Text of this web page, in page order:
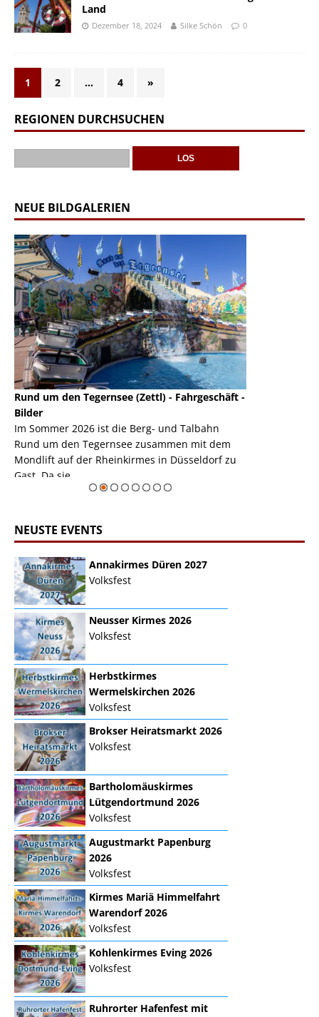
Land
Dezember 18, 2024 Silke Schön 0
1 2 … 4 »
REGIONEN DURCHSUCHEN
NEUE BILDGALERIEN
Rund um den Tegernsee (Zettl) - Fahrgeschäft -
Bilder
Im Sommer 2026 ist die Berg- und Talbahn
Rund um den Tegernsee zusammen mit dem
Mondlift auf der Rheinkirmes in Düsseldorf zu
Gast. Da sie ...
NEUSTE EVENTS
Annakirmes Düren 2027
Volksfest
Neusser Kirmes 2026
Volksfest
Herbstkirmes
Wermelskirchen 2026
Volksfest
Brokser Heiratsmarkt 2026
Volksfest
Bartholomäuskirmes
Lütgendortmund 2026
Volksfest
Augustmarkt Papenburg
2026
Volksfest
Kirmes Mariä Himmelfahrt
Warendorf 2026
Volksfest
Kohlenkirmes Eving 2026
Volksfest
Ruhrorter Hafenfest mit